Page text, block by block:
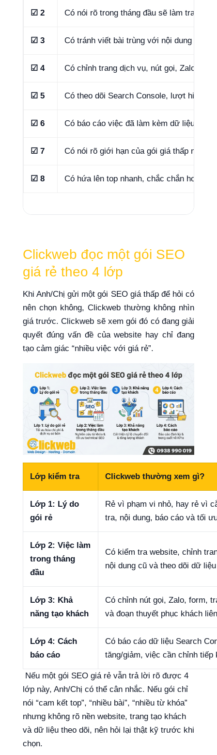
☑ 2 Có nói rõ trong tháng đầu sẽ làm trang
☑ 3 Có tránh viết bài trùng với nội dung đã có
☑ 4 Có chỉnh trang dịch vụ, nút gọi, Zalo,
☑ 5 Có theo dõi Search Console, lượt hiển
☑ 6 Có báo cáo việc đã làm kèm dữ liệu thay
☑ 7 Có nói rõ giới hạn của gói giá thấp này
☑ 8 Có hứa lên top nhanh, chắc chắn hoặc
Clickweb đọc một gói SEO
giá rẻ theo 4 lớp
Khi Anh/Chị gửi một gói SEO giá thấp để hỏi có
nên chọn không, Clickweb thường không nhìn
giá trước. Clickweb sẽ xem gói đó có đang giải
quyết đúng vấn đề của website hay chỉ đang
tạo cảm giác “nhiều việc với giá rẻ”.
Lớp kiểm tra Clickweb thường xem gì?
Lớp 1: Lý do
gói rẻ
Rẻ vì phạm vi nhỏ, hay rẻ vì
tra, nội dung, báo cáo và tối
Lớp 2: Việc làm
trong tháng
đầu
Có kiểm tra website, chỉnh
nội dung cũ và theo dõi dữ
Lớp 3: Khả
năng tạo khách
Có chỉnh nút gọi, Zalo, form,
và đoạn thuyết phục khách
Lớp 4: Cách
báo cáo
Có báo cáo dữ liệu Search
tăng/giảm, việc cần chỉnh tiếp
Nếu một gói SEO giá rẻ vẫn trả lời rõ được 4
lớp này, Anh/Chị có thể cân nhắc. Nếu gói chỉ
nói “cam kết top”, “nhiều bài”, “nhiều từ khóa”
nhưng không rõ nền website, trang tạo khách
và dữ liệu theo dõi, nên hỏi lại thật kỹ trước khi
chọn.